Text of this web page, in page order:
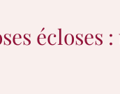
écloses